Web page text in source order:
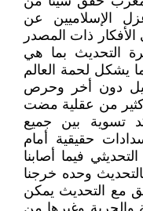
الإسلاميين عن
الأفكار ذات المصدر
التحديث بما هي
يشكل لحمة العالم
دون أخر وحرص
كثير من عقلية مضت
تسوية بين جميع
حقيقية أمام
فيما أصابنا
وحده خرجنا
مع التحديث يمكن